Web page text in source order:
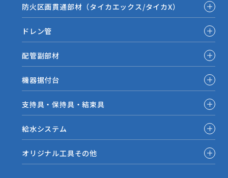
防火区画貫通部材（タイカエックス/タイカX）
ドレン管
配管副部材
機器据付台
支持具・保持具・結束具
給水システム
オリジナル工具その他